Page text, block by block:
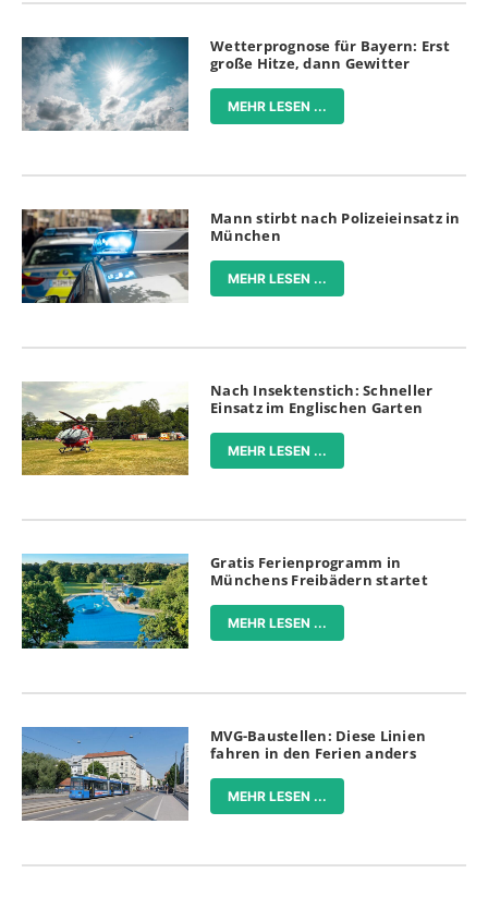
Wetterprognose für Bayern: Erst
große Hitze, dann Gewitter
MEHR LESEN ...
Mann stirbt nach Polizeieinsatz in
München
MEHR LESEN ...
Nach Insektenstich: Schneller
Einsatz im Englischen Garten
MEHR LESEN ...
Gratis Ferienprogramm in
Münchens Freibädern startet
MEHR LESEN ...
MVG-Baustellen: Diese Linien
fahren in den Ferien anders
MEHR LESEN ...